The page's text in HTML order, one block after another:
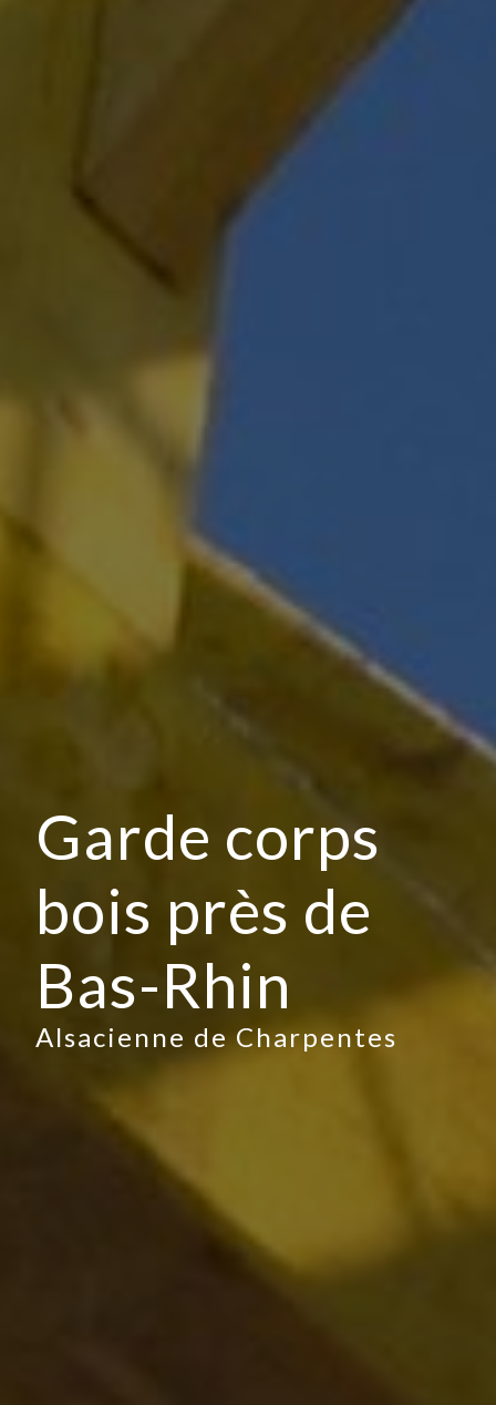
Garde corps
bois près de
Bas-Rhin
Alsacienne de Charpentes